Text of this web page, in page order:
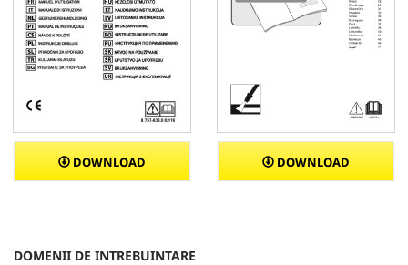
DOWNLOAD DOWNLOAD
DOMENII DE INTREBUINTARE